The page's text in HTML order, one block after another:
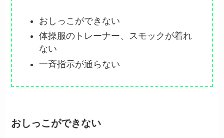
おしっこができない
体操服のトレーナー、スモックが着れ
ない
一斉指示が通らない
おしっこができない